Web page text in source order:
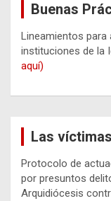
Buenas
Lineamientos para
instituciones de la
aquí)
Las
Protocolo de
por presuntos
Arquidiócesis